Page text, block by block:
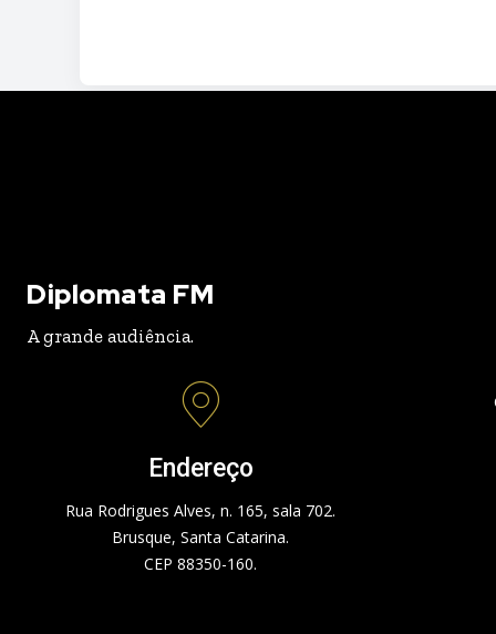
Diplomata FM
A grande audiência.
Endereço
Rua Rodrigues Alves, n. 165, sala 702.
Brusque, Santa Catarina.
CEP 88350-160.